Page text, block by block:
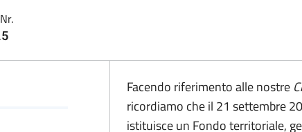
Facendo riferimento alle nostre
ricordiamo che il 21 settembre
istituisce un Fondo territoriale,